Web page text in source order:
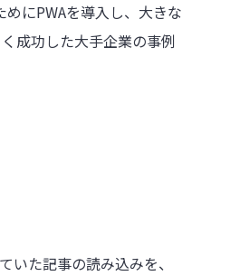
にPWAを導入し、大きな
成功した大手企業の事例
た記事の読み込みを、